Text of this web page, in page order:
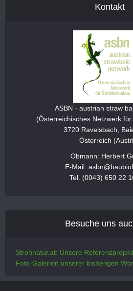
Kontakt
ASBN - austrian straw
(Österreichisches Netzwerk
3720 Ravelsbach,
Österreich
Obmann: Herbert
E-Mail:
Tel. (0043) 650 22
Besuche uns
Strohnatur.at: Unsere
Foto-Galerien unserer bisherigen